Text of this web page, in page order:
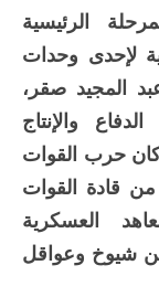
الرئيسية
لإحدى وحدات
المجيد صقر،
والإنتاج
حرب القوات
قادة القوات
العسكرية
شيوخ وعواقل